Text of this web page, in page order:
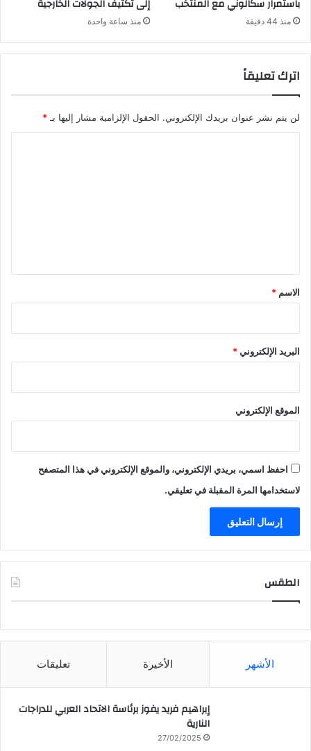
باستمرار سكالوني مع المنتخب
منذ 44 دقيقة
إلى تكثيف الجولات الخارجية
منذ ساعة واحدة
اترك تعليقاً
لن يتم نشر عنوان بريدك الإلكتروني. الحقول الإلزامية مشار إليها بـ *
*
الاسم *
البريد الإلكتروني*
الموقع الإلكتروني
احفظ اسمي، بريدي الإلكتروني، والموقع الإلكتروني في هذا المتصفح
لاستخدامها المرة المقبلة في تعليقي.
الطقس
الأشهر الأخيرة تعليقات
إبراهيم فريد يفوز برئاسة الاتحاد العربي للدراجات
النارية
27/02/2025